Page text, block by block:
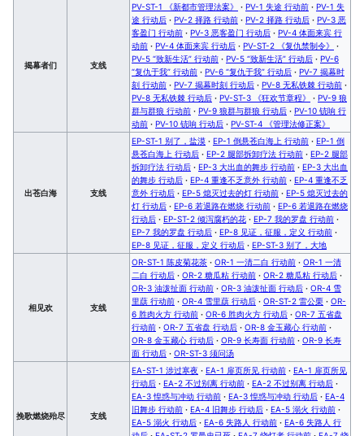
揭幕者们 支线
PV-ST-1 《新都市管理法案》 · PV-1 失途 行动前 · PV-1 失
途 行动后 · PV-2 择路 行动前 · PV-2 择路 行动后 · PV-3 恶
客盈门 行动前 · PV-3 恶客盈门 行动后 · PV-4 体面来宾 行
动前 · PV-4 体面来宾 行动后 · PV-ST-2 《复仇禁制令》
·
PV-5 “致新生活” 行动前 · PV-5 “致新生活” 行动后 · PV-6
“复仇于我” 行动前 · PV-6 “复仇于我” 行动后 · PV-7 揭幕时
刻 行动前 · PV-7 揭幕时刻 行动后 · PV-8 无私铁棘 行动前 ·
PV-8 无私铁棘 行动后 · PV-ST-3 《狂欢节章程》 · PV-9 狼
群与群狼 行动前 · PV-9 狼群与群狼 行动后 · PV-10 铳响 行
动前 · PV-10 铳响 行动后 · PV-ST-4 《管理法修正案》
出苍白海 支线
EP-ST-1 别了，盐漠 · EP-1 倒悬苍白海上 行动前 · EP-1 倒
悬苍白海上 行动后 · EP-2 腿部拆卸疗法 行动前 · EP-2 腿部
拆卸疗法 行动后 · EP-3 大出血的舞步 行动前 · EP-3 大出血
的舞步 行动后 · EP-4 重逢不乏意外 行动前 · EP-4 重逢不乏
意外 行动后 · EP-5 熄灭过去的灯 行动前 · EP-5 熄灭过去的
灯 行动后 · EP-6 若退路在燃烧 行动前 · EP-6 若退路在燃烧
行动后 · EP-ST-2 倾泻腐朽的花 · EP-7 我的罗盘 行动前 ·
EP-7 我的罗盘 行动后 · EP-8 见证，征服，定义 行动前 ·
EP-8 见证，征服，定义 行动后 · EP-ST-3 别了，大地
相见欢 支线
OR-ST-1 陈皮菊花茶 · OR-1 一清二白 行动前 · OR-1 一清
二白 行动后 · OR-2 糖瓜粘 行动前 · OR-2 糖瓜粘 行动后 ·
OR-3 油泼扯面 行动前 · OR-3 油泼扯面 行动后 · OR-4 雪
里蕻 行动前 · OR-4 雪里蕻 行动后 · OR-ST-2 雷公栗 · OR-
6 胜肉火方 行动前 · OR-6 胜肉火方 行动后 · OR-7 五省盘
行动前 · OR-7 五省盘 行动后 · OR-8 金玉藏心 行动前 ·
OR-8 金玉藏心 行动后 · OR-9 长寿面 行动前 · OR-9 长寿
面 行动后 · OR-ST-3 须问汤
挽歌燃烧殆尽 支线
EA-ST-1 涉过寒夜 · EA-1 扉页所见 行动前 · EA-1 扉页所见
行动后 · EA-2 不过别离 行动前 · EA-2 不过别离 行动后 ·
EA-3 惶惑与冲动 行动前 · EA-3 惶惑与冲动 行动后 · EA-4
旧舞步 行动前 · EA-4 旧舞步 行动后 · EA-5 溺火 行动前 ·
EA-5 溺火 行动后 · EA-6 失路人 行动前 · EA-6 失路人 行